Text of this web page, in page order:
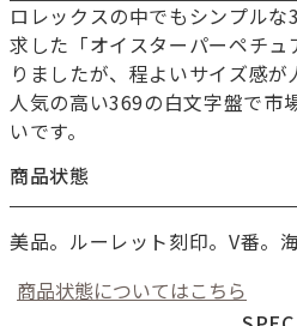
お買
カー
ロレックスの中でもシンプル
求した「オイスターパーペチ
りましたが、程よいサイズ感
人気の高い369の白文字盤で市
いです。
商品状態
美品。ルーレット刻印。V番。
商品状態についてはこちら